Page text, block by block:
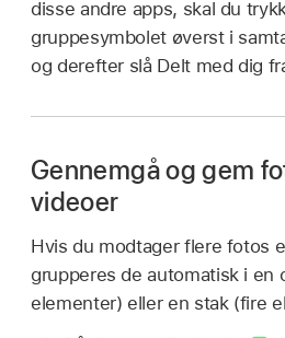
disse andre apps, skal du
gruppesymbolet øverst i
og derefter slå Delt med dig
Gennemgå og gem
videoer
Hvis du modtager flere fotos
grupperes de automatisk i en
elementer) eller en stak (fire